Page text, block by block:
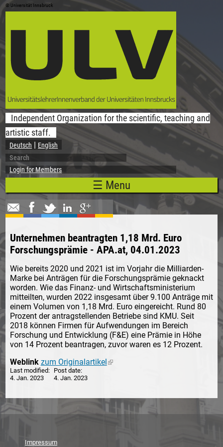
Skip to main content
© Universität Innsbruck
Independent Organization for the scientific, teaching and
artistic staff.
Deutsch English
Search form
Search
Login for Members
☰ Menu
Unternehmen beantragten 1,18 Mrd. Euro
Forschungsprämie - APA.at, 04.01.2023
Wie bereits 2020 und 2021 ist im Vorjahr die Milliarden-
Marke bei Anträgen für die Forschungsprämie geknackt
worden. Wie das Finanz- und Wirtschaftsministerium
mitteilten, wurden 2022 insgesamt über 9.100 Anträge mit
einem Volumen von 1,18 Mrd. Euro eingereicht. Rund 80
Prozent der antragstellenden Betriebe sind KMU. Seit
2018 können Firmen für Aufwendungen im Bereich
Forschung und Entwicklung (F&E) eine Prämie in Höhe
von 14 Prozent beantragen, zuvor waren es 12 Prozent.
Weblink zum Originalartikel(link is external)
Last modified
4. Jan. 2023
Post date
4. Jan. 2023
Impressum